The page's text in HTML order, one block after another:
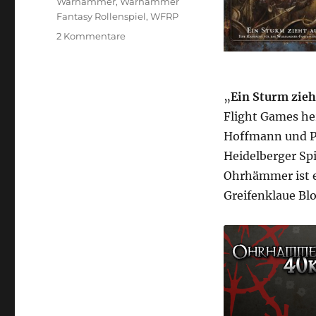
„Ein Sturm
Flight Games
Hoffmann und
Heidelberger
Ohrhämmer ist
Greifenklaue
Fantasy Rollenspiel,WFRP
2 Kommentarezu